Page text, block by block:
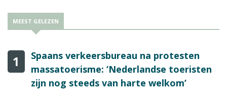
MEEST GELEZEN
1
Spaans verkeersbureau na protesten
massatoerisme: ‘Nederlandse toeristen
zijn nog steeds van harte welkom’